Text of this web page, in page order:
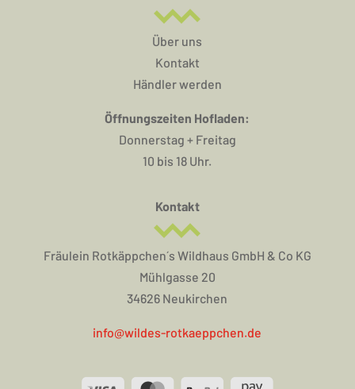
Über uns
Kontakt
Händler werden
Öffnungszeiten Hofladen:
Donnerstag + Freitag
10 bis 18 Uhr.
Kontakt
Fräulein Rotkäppchen´s Wildhaus GmbH & Co KG
Mühlgasse 20
34626 Neukirchen
info@wildes-rotkaeppchen.de